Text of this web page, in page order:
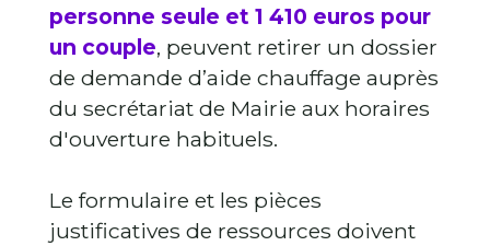
personne seule et 1 410 euros pour
un couple, peuvent retirer un dossier
de demande d’aide chauffage auprès
du secrétariat de Mairie aux horaires
d'ouverture habituels.
Le formulaire et les pièces
justificatives de ressources doivent